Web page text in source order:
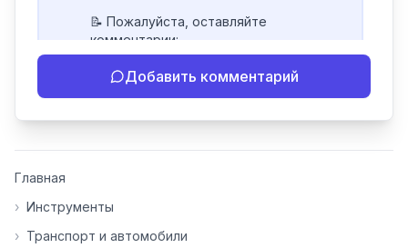
📝 Пожалуйста, оставляйте
комментарии:
- Если инструмент работает
некорректно
инструменты нуждаются в доработке.
основе вашей обратной связи.
Добавить комментарий
Главная
› Инструменты
› Транспорт и автомобили